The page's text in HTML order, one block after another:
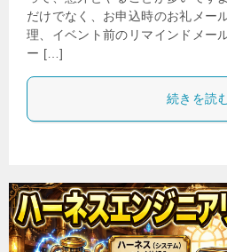
だけでなく、お申込時のお礼メー
理、イベント前のリマインドメー
ー […]
続きを読